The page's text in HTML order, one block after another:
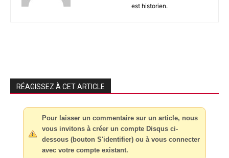
est historien.
RÉAGISSEZ À CET ARTICLE
Pour laisser un commentaire sur un article, nous
vous invitons à créer un compte Disqus ci-
dessous (bouton S'identifier) ou à vous connecter
avec votre compte existant.